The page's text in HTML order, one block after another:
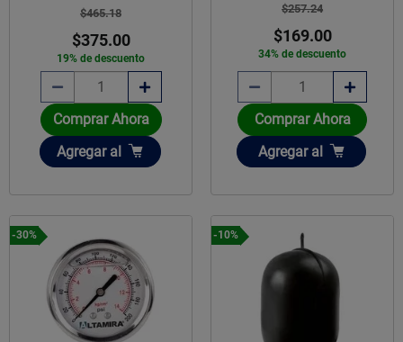
$465.18
$375.00
19% de descuento
Comprar Ahora
Añadir
Agregar al
$257.24
$169.00
34% de descuento
Comprar Ahora
Añadir
Agregar al
-30% -10%